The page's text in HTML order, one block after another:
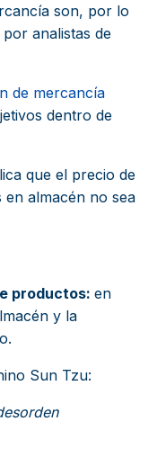
son, por lo
analistas de
de mercancía
dentro de
que el precio de
en almacén no sea
productos: en
y la
Sun Tzu: